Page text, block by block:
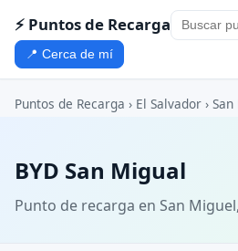
⚡ Puntos de Recarga
📍 Cerca de mí
Puntos de Recarga › El Salvador ›
BYD San Migual
Punto de recarga en San